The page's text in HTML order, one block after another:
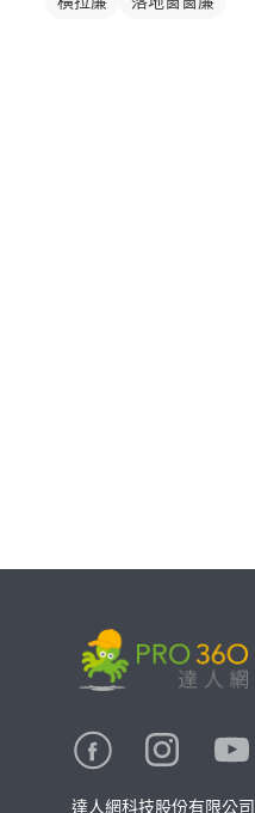
達人網科技股份有限公司